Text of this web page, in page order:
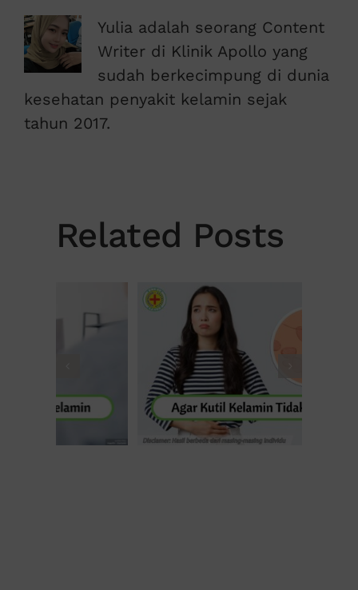
Yulia adalah seorang Content
Writer di Klinik Apollo yang
sudah berkecimpung di dunia
kesehatan penyakit kelamin sejak
tahun 2017.
Related Posts